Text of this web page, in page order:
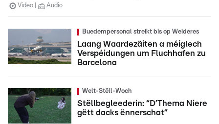
Video Audio
Buedempersonal streikt bis op Weideres
Laang Waardezäiten a méiglech
Verspéidungen um Fluchhafen zu
Barcelona
Welt-Stëll-Woch
Stëllbegleederin: “D’Thema Niere
gëtt dacks ënnerschat”